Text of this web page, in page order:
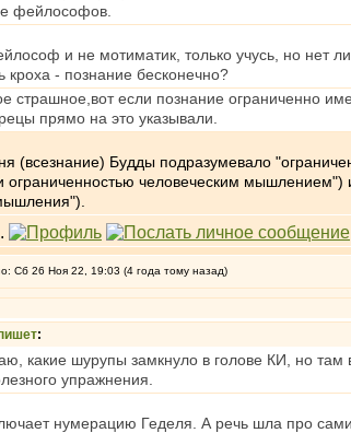
фейлософов.
и не мотиматик, только учусь, но нет ли
кроха - познание бесконечно?
страшное,вот если познание ограниченно
прямо на это указывали.
(всезнание) Будды подразумевало
ограниченностью человеческим мышлением")
Сб 26 Ноя 22, 19:03 (4 года тому назад)
:
какие шурупы замкнуло в голове КИ, но
упражнения.
нумерацию Геделя. А речь шла про